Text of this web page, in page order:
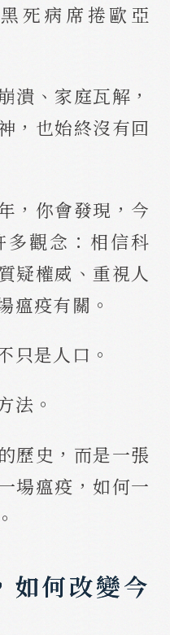
死病席捲歐亞
潰、家庭瓦解，
，也始終沒有回
，你會發現，今
多觀念：相信科
疑權威、重視人
瘟疫有關。
只是人口。
法。
歷史，而是一張
場瘟疫，如何一
如何改變今